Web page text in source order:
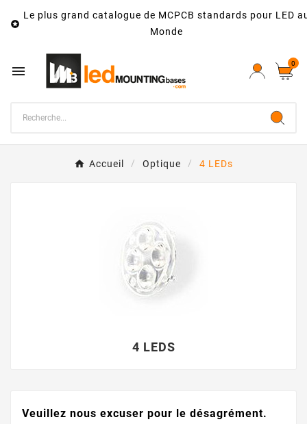

Le plus grand catalogue de MCPCB standards pour LED
Monde
 0
Accueil Optique 4 LEDs
4 LEDS
Veuillez nous excuser pour le désagrément.